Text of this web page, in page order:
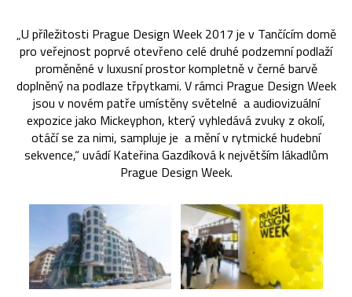
„U příležitosti Prague Design Week 2017 je v Tančícím domě
pro veřejnost poprvé otevřeno celé druhé podzemní podlaží
proměněné v luxusní prostor kompletně v černé barvě
doplněný na podlaze třpytkami. V rámci Prague Design Week
jsou v novém patře umístěny světelné a audiovizuální
expozice jako Mickeyphon, který vyhledává zvuky z okolí,
otáčí se za nimi, sampluje je a mění v rytmické hudební
sekvence,“ uvádí Kateřina Gazdíková k největším lákadlům
Prague Design Week.